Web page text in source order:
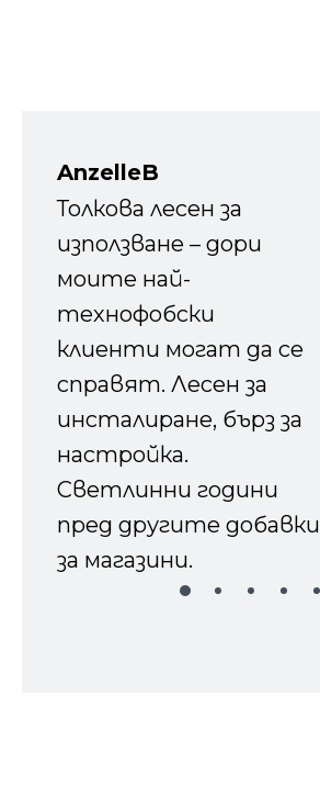
AnzelleB
Толкова лесен за
използване – дори
моите най-
технофобски
клиенти могат да се
справят. Лесен за
инсталиране, бърз за
настройка.
Светлинни години
пред другите добавки
за магазини.